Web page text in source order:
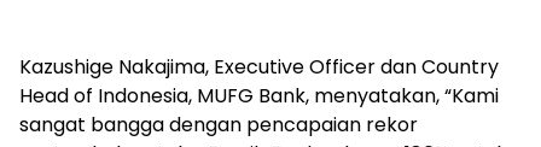
Kazushige Nakajima, Executive Officer dan Country
Head of Indonesia, MUFG Bank, menyatakan, “Kami
sangat bangga dengan pencapaian rekor